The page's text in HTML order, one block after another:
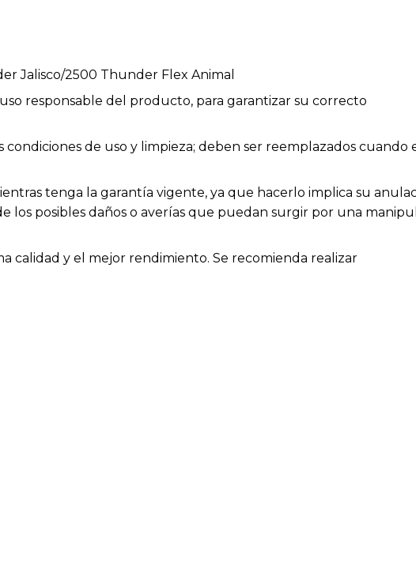
Jalisco/2500 Thunder Flex Animal
responsable del producto, para garantizar su correcto
condiciones de uso y limpieza; deben ser reemplazados cuando
tenga la garantía vigente, ya que hacerlo implica su
los posibles daños o averías que puedan surgir por una
calidad y el mejor rendimiento. Se recomienda realizar